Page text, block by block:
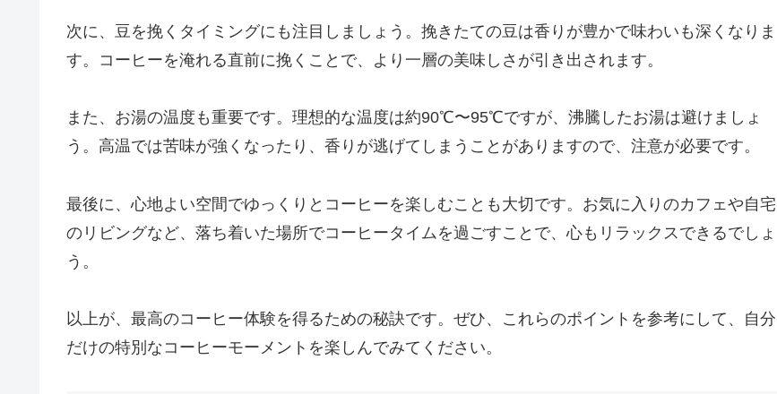
次に、豆を挽くタイミングにも注目しましょう。挽きたての豆は香りが豊かで味わいも深くなりま
す。コーヒーを淹れる直前に挽くことで、より一層の美味しさが引き出されます。
また、お湯の温度も重要です。理想的な温度は約90℃〜95℃ですが、沸騰したお湯は避けましょ
う。高温では苦味が強くなったり、香りが逃げてしまうことがありますので、注意が必要です。
最後に、心地よい空間でゆっくりとコーヒーを楽しむことも大切です。お気に入りのカフェや自宅
のリビングなど、落ち着いた場所でコーヒータイムを過ごすことで、心もリラックスできるでしょ
う。
以上が、最高のコーヒー体験を得るための秘訣です。ぜひ、これらのポイントを参考にして、自分
だけの特別なコーヒーモーメントを楽しんでみてください。